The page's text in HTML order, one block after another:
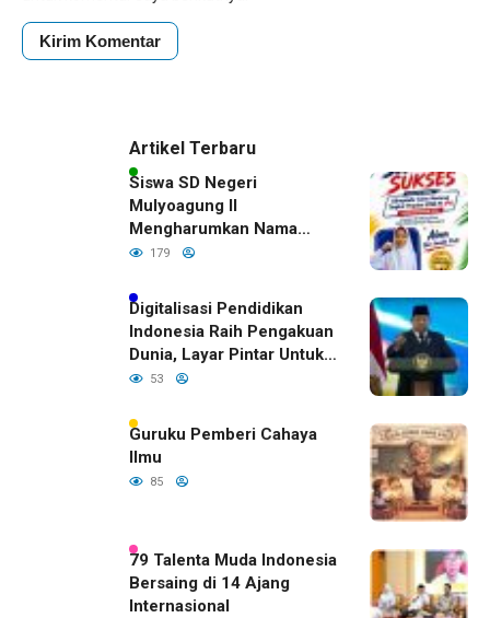
Artikel Terbaru
Siswa SD Negeri
Mulyoagung II
Mengharumkan Nama
Bojonegoro Dengan
179
Digitalisasi Pendidikan
Indonesia Raih Pengakuan
Dunia, Layar Pintar Untuk
Semua Siswa
53
Guruku Pemberi Cahaya
Ilmu
85
79 Talenta Muda Indonesia
Bersaing di 14 Ajang
Internasional